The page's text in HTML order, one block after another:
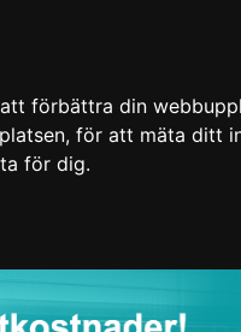
förbättra din
, för att mäta ditt
för dig.